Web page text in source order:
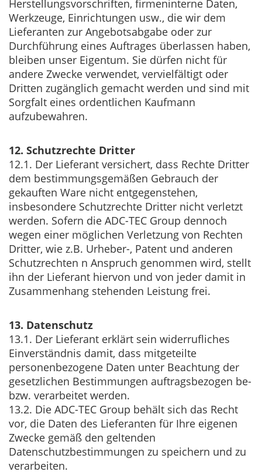
Herstellungsvorschriften, firmeninterne Daten,
Werkzeuge, Einrichtungen usw., die wir dem
Lieferanten zur Angebotsabgabe oder zur
Durchführung eines Auftrages überlassen haben,
bleiben unser Eigentum. Sie dürfen nicht für
andere Zwecke verwendet, vervielfältigt oder
Dritten zugänglich gemacht werden und sind mit
Sorgfalt eines ordentlichen Kaufmann
aufzubewahren.
12. Schutzrechte Dritter
12.1. Der Lieferant versichert, dass Rechte Dritter
dem bestimmungsgemäßen Gebrauch der
gekauften Ware nicht entgegenstehen,
insbesondere Schutzrechte Dritter nicht verletzt
werden. Sofern die ADC-TEC Group dennoch
wegen einer möglichen Verletzung von Rechten
Dritter, wie z.B. Urheber-, Patent und anderen
Schutzrechten n Anspruch genommen wird, stellt
ihn der Lieferant hiervon und von jeder damit in
Zusammenhang stehenden Leistung frei.
13. Datenschutz
13.1. Der Lieferant erklärt sein widerrufliches
Einverständnis damit, dass mitgeteilte
personenbezogene Daten unter Beachtung der
gesetzlichen Bestimmungen auftragsbezogen be-
bzw. verarbeitet werden.
13.2. Die ADC-TEC Group behält sich das Recht
vor, die Daten des Lieferanten für Ihre eigenen
Zwecke gemäß den geltenden
Datenschutzbestimmungen zu speichern und zu
verarbeiten.